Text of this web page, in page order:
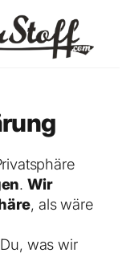
. Wir
, als wäre
was wir